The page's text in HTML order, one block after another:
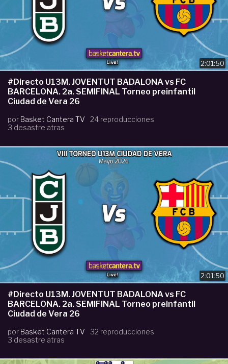
2:01:50
#Directo U13M. JOVENTUT BADALONA vs FC
BARCELONA. 2a. SEMIFINAL Torneo preinfantil
Ciudad de Vera 26
por Basket Cantera TV
24 reproducciones
3 desastre atras
2:01:50
#Directo U13M. JOVENTUT BADALONA vs FC
BARCELONA. 2a. SEMIFINAL Torneo preinfantil
Ciudad de Vera 26
por Basket Cantera TV
32 reproducciones
3 desastre atras